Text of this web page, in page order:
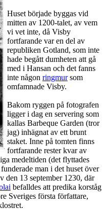
Huset började byggas vid
mitten av 1200-talet, av vem
vi vet inte, då Visby
fortfarande var en del av
republiken Gotland, som inte
hade begått dumheten att gå
med i Hansan och det fanns
inte någon ringmursom
omfamnade Visby.
Bakom ryggen på fotografen
ligger i dag en servering som
kallas Barbeque Garden (tror
jag) inhägnat av ett brunt
staket. Inne på tomten finns
fortfarande rester kvar av
medeltiden (det flyttades
man i det huset över
den 13 september 1230, där
befalldes att predika korståg
Sveriges första författare,